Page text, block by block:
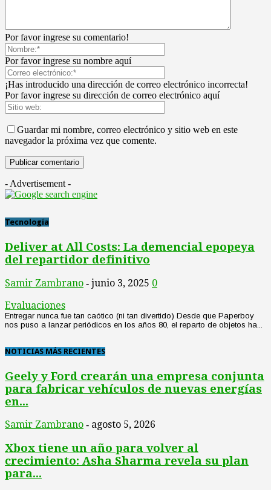
Por favor ingrese su comentario!
Por favor ingrese su nombre aquí
¡Has introducido una dirección de correo electrónico incorrecta!
Por favor ingrese su dirección de correo electrónico aquí
Guardar mi nombre, correo electrónico y sitio web en este
navegador la próxima vez que comente.
- Advertisement -
Tecnología
Deliver at All Costs: La demencial epopeya
del repartidor definitivo
Samir Zambrano - junio 3, 2025 0
Evaluaciones
Entregar nunca fue tan caótico (ni tan divertido) Desde que Paperboy
nos puso a lanzar periódicos en los años 80, el reparto de objetos ha...
NOTICIAS MÁS RECIENTES
Geely y Ford crearán una empresa conjunta
para fabricar vehículos de nuevas energías
en...
Samir Zambrano - agosto 5, 2026
Xbox tiene un año para volver al
crecimiento: Asha Sharma revela su plan
para...